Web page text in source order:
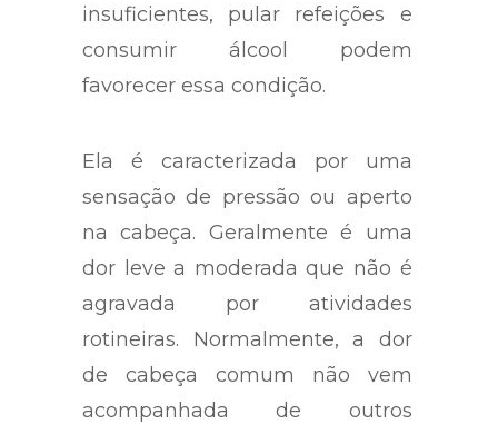
insuficientes, pular refeições e
consumir álcool podem
favorecer essa condição.
Ela é caracterizada por uma
sensação de pressão ou aperto
na cabeça. Geralmente é uma
dor leve a moderada que não é
agravada por atividades
rotineiras. Normalmente, a dor
de cabeça comum não vem
acompanhada de outros